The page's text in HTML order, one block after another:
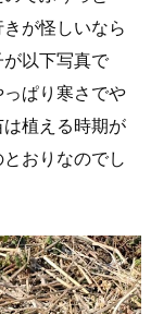
が怪しいなら
以下写真で
ぱり寒さでや
植える時期が
おりなのでし